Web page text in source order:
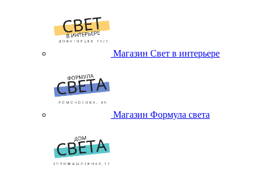
Магазин Свет в интерьере
Магазин Формула света